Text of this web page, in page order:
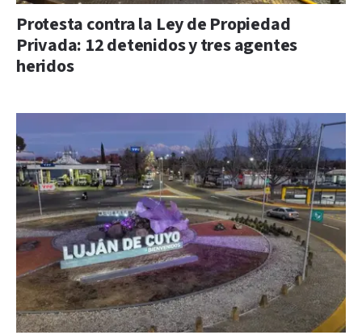
Protesta contra la Ley de Propiedad
Privada: 12 detenidos y tres agentes
heridos